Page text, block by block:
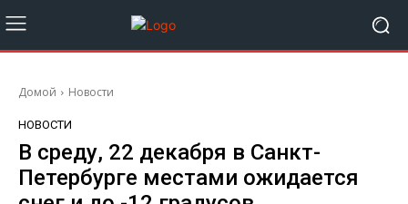
Домой Новости
НОВОСТИ
В среду, 22 декабря в Санкт-
Петербурге местами ожидается